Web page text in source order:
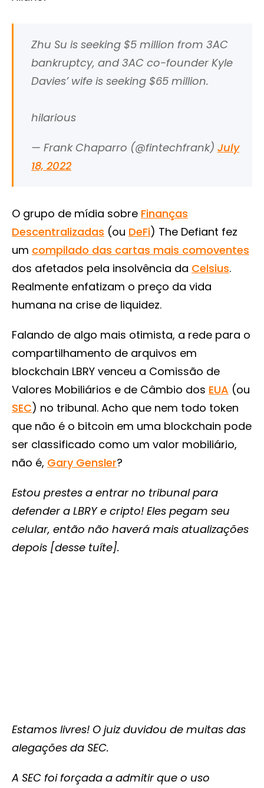
Zhu Su is seeking $5 million from 3AC
bankruptcy, and 3AC co-founder Kyle
Davies’ wife is seeking $65 million.
hilarious
— Frank Chaparro (@fintechfrank) July
18, 2022
O grupo de mídia sobre Finanças
Descentralizadas (ou DeFi) The Defiant fez
um compilado das cartas mais comoventes
dos afetados pela insolvência da Celsius.
Realmente enfatizam o preço da vida
humana na crise de liquidez.
Falando de algo mais otimista, a rede para o
compartilhamento de arquivos em
blockchain LBRY venceu a Comissão de
Valores Mobiliários e de Câmbio dos EUA (ou
SEC) no tribunal. Acho que nem todo token
que não é o bitcoin em uma blockchain pode
ser classificado como um valor mobiliário,
não é, Gary Gensler?
Estou prestes a entrar no tribunal para
defender a LBRY e cripto! Eles pegam seu
celular, então não haverá mais atualizações
depois [desse tuíte].
Estamos livres! O juiz duvidou de muitas das
alegações da SEC.
A SEC foi forçada a admitir que o uso